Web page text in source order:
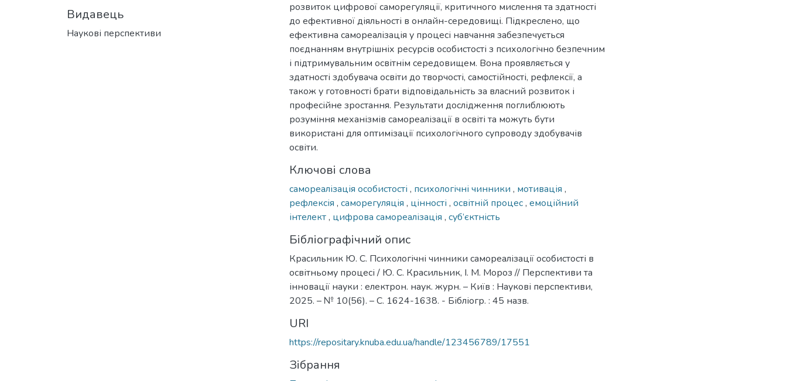
Видавець
Наукові перспективи
розвиток цифрової саморегуляції, критичного мислення та здатності
до ефективної діяльності в онлайн-середовищі. Підкреслено, що
ефективна самореалізація у процесі навчання забезпечується
поєднанням внутрішніх ресурсів особистості з психологічно безпечним
і підтримувальним освітнім середовищем. Вона проявляється у
здатності здобувача освіти до творчості, самостійності, рефлексії, а
також у готовності брати відповідальність за власний розвиток і
професійне зростання. Результати дослідження поглиблюють
розуміння механізмів самореалізації в освіті та можуть бути
використані для оптимізації психологічного супроводу здобувачів
освіти.
Ключові слова
самореалізація особистості , психологічні чинники , мотивація ,
рефлексія , саморегуляція , цінності , освітній процес, емоційний
інтелект, цифрова самореалізація , суб’єктність
Бібліографічний опис
Красильник Ю. С. Психологічні чинники самореалізації особистості в
освітньому процесі / Ю. С. Красильник, І. М. Мороз // Перспективи та
інновації науки : електрон. наук. журн. – Київ : Наукові перспективи,
2025. – № 10(56). – С. 1624-1638. - Бібліогр. : 45 назв.
URI
https://repositary.knuba.edu.ua/handle/123456789/17551
Зібрання